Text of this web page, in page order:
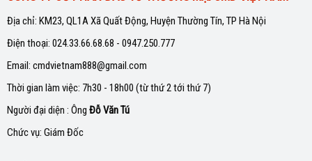
Địa chỉ: KM23, QL1A Xã Quất Động, Huyện Thường Tín, TP Hà Nội
Điện thoại: 024.33.66.68.68 - 0947.250.777
Email: cmdvietnam888@gmail.com
Thời gian làm việc: 7h30 - 18h00 (từ thứ 2 tới thứ 7)
Người đại diện : Ông Đỗ Văn Tú
Chức vụ: Giám Đốc